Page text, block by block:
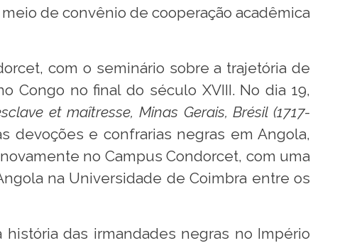
de convênio de cooperação acadêmica
com o seminário sobre a trajetória de
Congo no final do século XVIII. No dia 19,
et maîtresse, Minas Gerais, Brésil (1717-
devoções e confrarias negras em Angola,
no Campus Condorcet, com uma
na Universidade de Coimbra entre os
das irmandades negras no Império